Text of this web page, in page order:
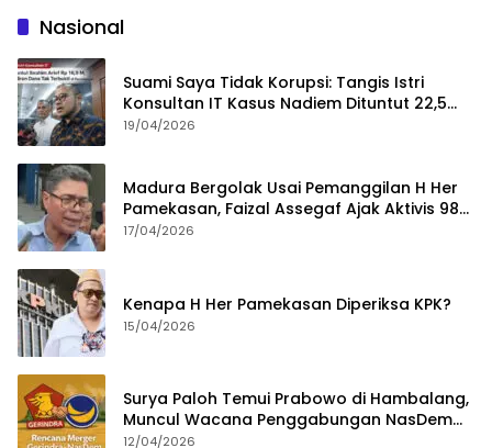
Nasional
Suami Saya Tidak Korupsi: Tangis Istri
Konsultan IT Kasus Nadiem Dituntut 22,5
Tahun
19/04/2026
Madura Bergolak Usai Pemanggilan H Her
Pamekasan, Faizal Assegaf Ajak Aktivis 98
Bongkar Permainan KPK
17/04/2026
Kenapa H Her Pamekasan Diperiksa KPK?
15/04/2026
Surya Paloh Temui Prabowo di Hambalang,
Muncul Wacana Penggabungan NasDem
dan Gerindra
12/04/2026